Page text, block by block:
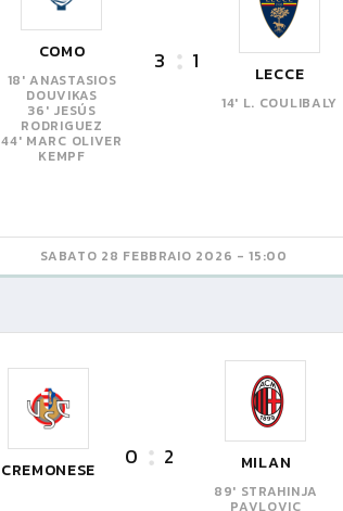
COMO
18' ANASTASIOS
DOUVIKAS
36' JESÚS
RODRIGUEZ
44' MARC OLIVER
KEMPF
3 1 LECCE
14' L. COULIBALY
SABATO 28 FEBBRAIO 2026 - 15:00
CREMONESE 0 2 MILAN
89' STRAHINJA